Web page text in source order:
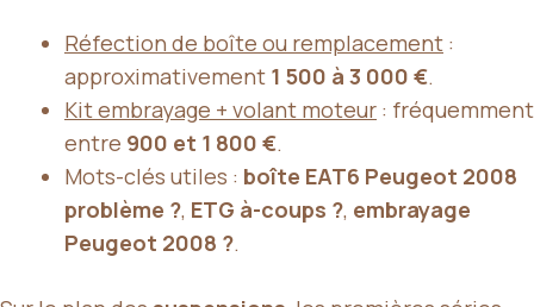
Réfection de boîte ou remplacement :
approximativement 1 500 à 3 000 €.
Kit embrayage + volant moteur : fréquemment
entre 900 et 1 800 €.
Mots-clés utiles : boîte EAT6 Peugeot 2008
problème ?, ETG à-coups ?, embrayage
Peugeot 2008 ?.